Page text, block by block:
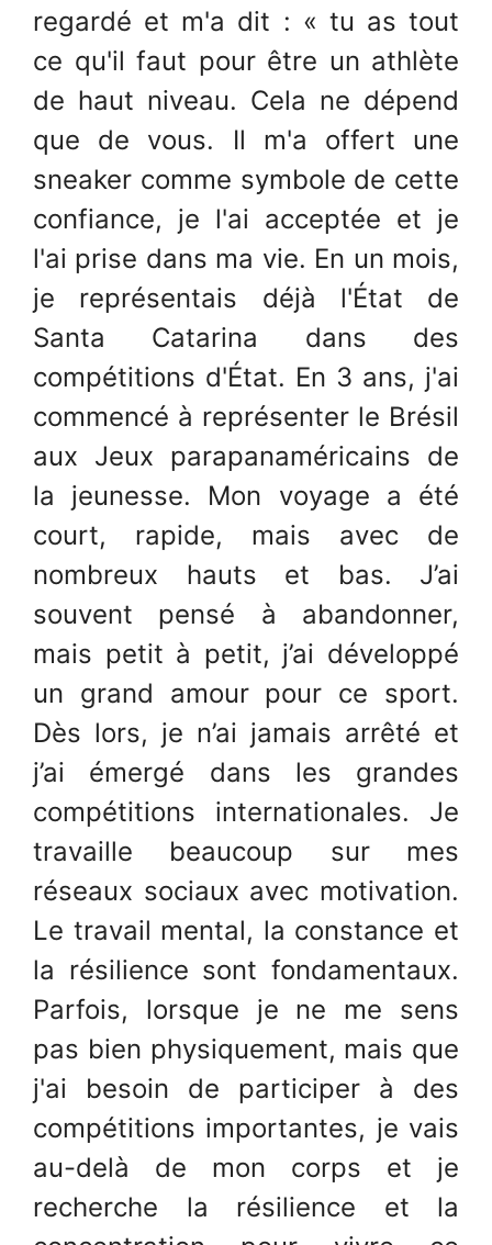
regardé et m'a dit : « tu as tout
ce qu'il faut pour être un athlète
de haut niveau. Cela ne dépend
que de vous. Il m'a offert une
sneaker comme symbole de cette
confiance, je l'ai acceptée et je
l'ai prise dans ma vie. En un mois,
je représentais déjà l'État de
Santa Catarina dans des
compétitions d'État. En 3 ans, j'ai
commencé à représenter le Brésil
aux Jeux parapanaméricains de
la jeunesse. Mon voyage a été
court, rapide, mais avec de
nombreux hauts et bas. J’ai
souvent pensé à abandonner,
mais petit à petit, j’ai développé
un grand amour pour ce sport.
Dès lors, je n’ai jamais arrêté et
j’ai émergé dans les grandes
compétitions internationales. Je
travaille beaucoup sur mes
réseaux sociaux avec motivation.
Le travail mental, la constance et
la résilience sont fondamentaux.
Parfois, lorsque je ne me sens
pas bien physiquement, mais que
j'ai besoin de participer à des
compétitions importantes, je vais
au-delà de mon corps et je
recherche la résilience et la